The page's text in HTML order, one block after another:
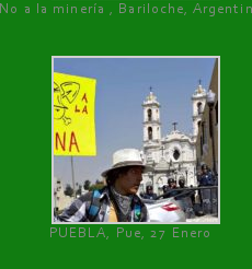
No a la minería , Bariloche,
PUEBLA, Pue, 27 Enero